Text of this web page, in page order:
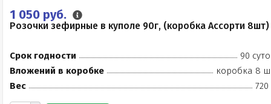
1 050 руб.
Розочки зефирные в куполе 90г, (коробка Ассорти 8шт)
Срок годности
90
Вложений в коробке
коробка 8
Вес
720